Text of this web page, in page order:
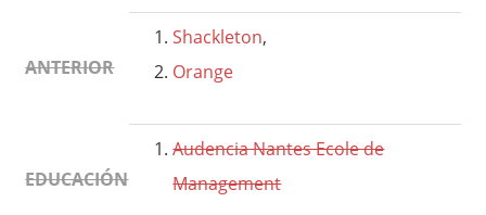
ANTERIOR
Shackleton,
Orange
EDUCACIÓN
Audencia Nantes Ecole de
Management